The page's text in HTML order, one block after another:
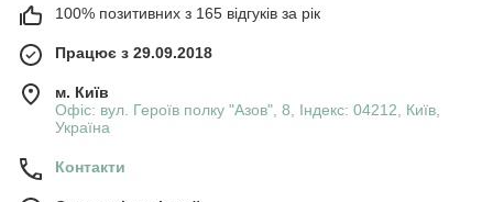
100% позитивних з 165 відгуків за рік
Працює з 29.09.2018
м. Київ
Офіс: вул. Героїв полку "Азов", 8, Індекс: 04212, Київ,
Україна
Контакти